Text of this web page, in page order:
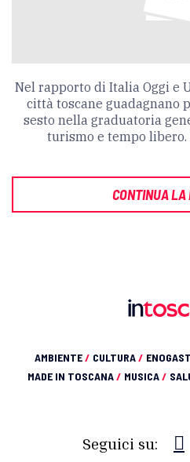
Nel rapporto di Italia Oggi e
città toscane guadagnano
sesto nella graduatoria
turismo e tempo libero.
CONTINUA
AMBIENTE/ CULTURA/
MADE IN TOSCANA/ MUSICA/
Seguici su: